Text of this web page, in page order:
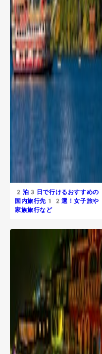
2泊3日で行けるおすすめの
国内旅行先12選！女子旅や
家族旅行など